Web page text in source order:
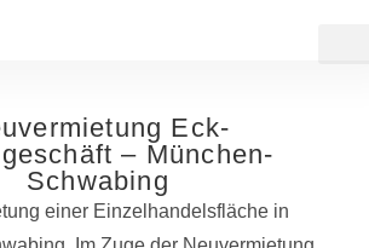
Eck-
– München-
Schwabing
einer Einzelhandelsfläche in